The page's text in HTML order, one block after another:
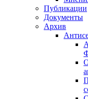
Публикации
Документы
Архив